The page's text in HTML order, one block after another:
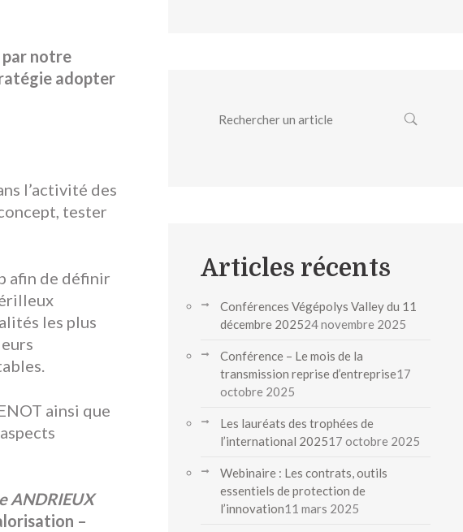
par notre
adopter
l’activité des
tester
afin de définir
les plus
ainsi que
ANDRIEUX
–
Articles récents
Conférences Végépolys Valley du 11
décembre 202524 novembre 2025
Conférence – Le mois de la
transmission reprise d’entreprise17
octobre 2025
Les lauréats des trophées de
l’international 202517 octobre 2025
Webinaire : Les contrats, outils
essentiels de protection de
l’innovation11 mars 2025